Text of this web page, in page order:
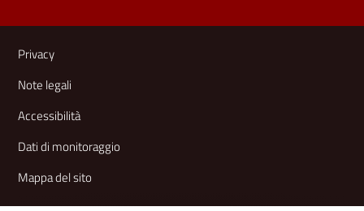
Link e informazioni utili
Privacy
Note legali
Accessibilità
Dati di monitoraggio
Mappa del sito